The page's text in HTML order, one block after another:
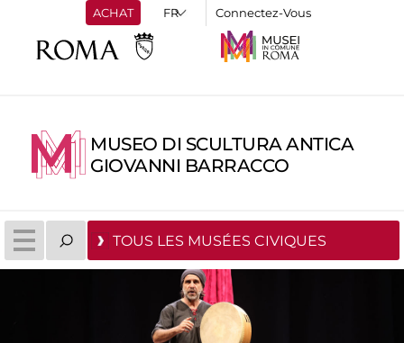
ACHAT Connectez-Vous
MUSEO DI SCULTURA ANTICA
GIOVANNI BARRACCO
TOUS LES MUSÉES CIVIQUES